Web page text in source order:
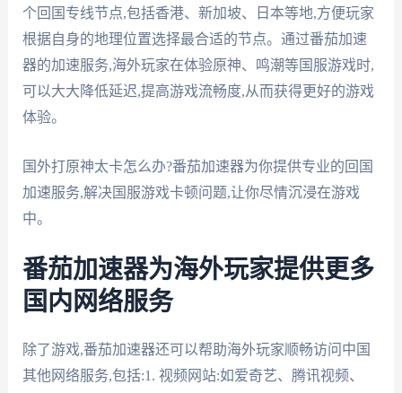
个回国专线节点,包括香港、新加坡、日本等地,方便玩家
根据自身的地理位置选择最合适的节点。通过番茄加速
器的加速服务,海外玩家在体验原神、鸣潮等国服游戏时,
可以大大降低延迟,提高游戏流畅度,从而获得更好的游戏
体验。
国外打原神太卡怎么办?番茄加速器为你提供专业的回国
加速服务,解决国服游戏卡顿问题,让你尽情沉浸在游戏
中。
番茄加速器为海外玩家提供更多
国内网络服务
除了游戏,番茄加速器还可以帮助海外玩家顺畅访问中国
其他网络服务,包括:1. 视频网站:如爱奇艺、腾讯视频、